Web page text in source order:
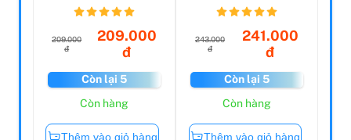
209.000
đ
209.000
đ
Còn lại 5
Còn hàng
Thêm vào giỏ hàng
Spreche...
243.000
đ
241.000
đ
Còn lại 5
Còn hàng
Thêm vào giỏ hàng